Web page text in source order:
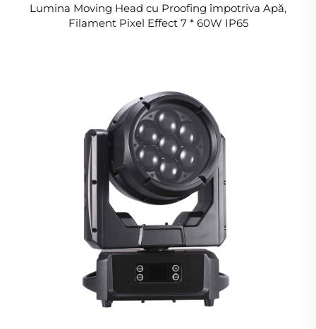
Lumina Moving Head cu Proofing împotriva Apă,
Filament Pixel Effect 7 * 60W IP65